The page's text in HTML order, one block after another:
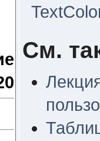
См.